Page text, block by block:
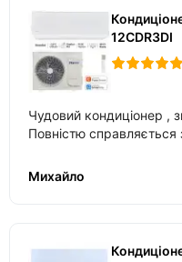
12CDR3DI
Чудовий кондиціонер ,
Повністю
Михайло